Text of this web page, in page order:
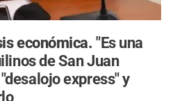
económica."Es una
de San Juan
express" y